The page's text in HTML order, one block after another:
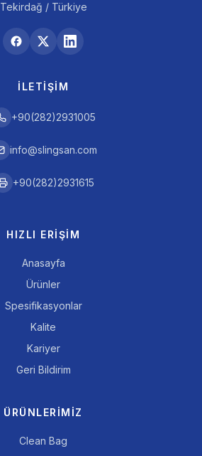
Tekirdağ / Türkiye
İLETIŞIM
+90(282)2931005
info@slingsan.com
+90(282)2931615
HIZLI ERIŞIM
Anasayfa
Ürünler
Spesifikasyonlar
Kalite
Kariyer
Geri Bildirim
ÜRÜNLERIMIZ
Clean Bag